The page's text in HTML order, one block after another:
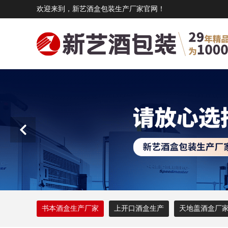
欢迎来到，新艺酒盒包装生产厂家官网！
书本酒盒生产厂家 上开口酒盒生产 天地盖酒盒厂